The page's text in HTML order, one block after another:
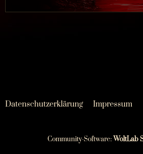
Datenschutzerklärung Impressum
Community-Software: WoltLab